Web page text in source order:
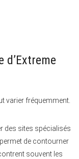
d’Extreme
varier fréquemment.
des sites spécialisés
de contourner
souvent les